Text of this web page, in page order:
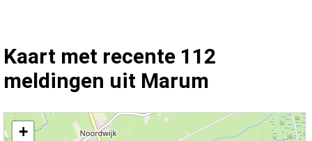
Kaart met recente 112
meldingen uit Marum
Kaart Marum met de meest recente 112 meldingen.
+